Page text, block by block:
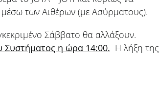
των Αιθέρων (με Ασύρματους).
Σάββατο θα αλλάξουν.
η ώρα 14:00. H λήξη της